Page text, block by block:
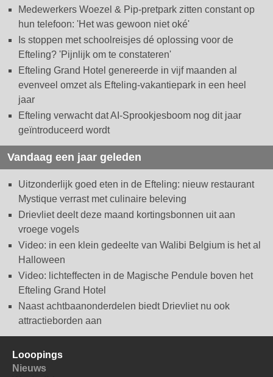
Medewerkers Woezel & Pip-pretpark zitten constant op
hun telefoon: 'Het was gewoon niet oké'
Is stoppen met schoolreisjes dé oplossing voor de
Efteling? 'Pijnlijk om te constateren'
Efteling Grand Hotel genereerde in vijf maanden al
evenveel omzet als Efteling-vakantiepark in een heel
jaar
Efteling verwacht dat AI-Sprookjesboom nog dit jaar
geïntroduceerd wordt
Vandaag een jaar geleden
Uitzonderlijk goed eten in de Efteling: nieuw restaurant
Mystique verrast met culinaire beleving
Drievliet deelt deze maand kortingsbonnen uit aan
vroege vogels
Video: in een klein gedeelte van Walibi Belgium is het al
Halloween
Video: lichteffecten in de Magische Pendule boven het
Efteling Grand Hotel
Naast achtbaanonderdelen biedt Drievliet nu ook
attractieborden aan
Looopings
Nieuws